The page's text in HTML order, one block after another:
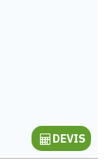
DEVIS